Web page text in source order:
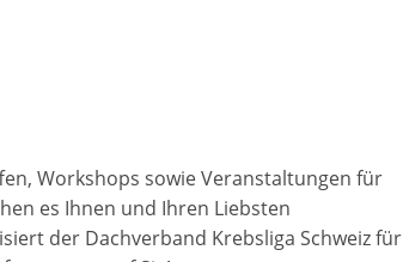
Workshops sowie Veranstaltungen für
es Ihnen und Ihren Liebsten
der Dachverband Krebsliga Schweiz für